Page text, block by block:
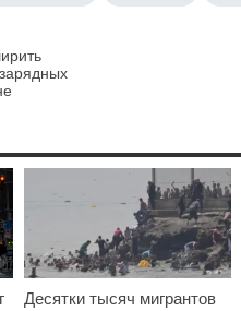
Десятки тысяч мигрантов